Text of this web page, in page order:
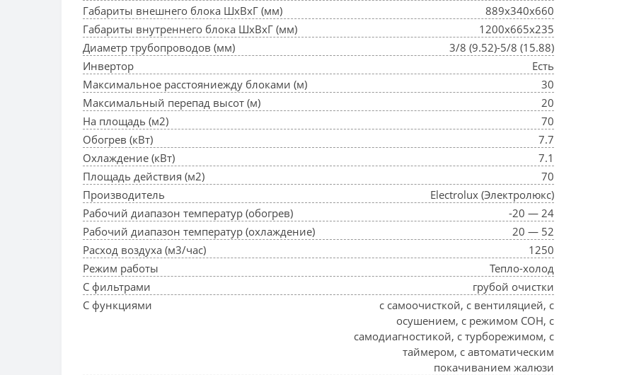
Габариты внешнего блока ШхВхГ (мм)
889x340x660
Габариты внутреннего блока ШхВхГ (мм)
1200x665x235
Диаметр трубопроводов (мм)
3/8 (9.52)-5/8 (15.88)
Инвертор
Есть
Максимальное расстояниежду блоками (м)
30
Максимальный перепад высот (м)
20
На площадь (м2)
70
Обогрев (кВт)
7.7
Охлаждение (кВт)
7.1
Площадь действия (м2)
70
Производитель
Electrolux (Электролюкс)
Рабочий диапазон температур (обогрев)
-20 — 24
Рабочий диапазон температур (охлаждение)
20 — 52
Расход воздуха (м3/час)
1250
Режим работы
Тепло-холод
С фильтрами
грубой очистки
С функциями
с самоочисткой, с вентиляцией, с
осушением, с режимом СОН, с
самодиагностикой, с турборежимом, с
таймером, с автоматическим
покачиванием жалюзи